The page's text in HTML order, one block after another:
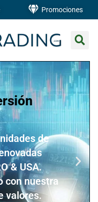
Promociones
de
& USA.
con nuestra
valores.